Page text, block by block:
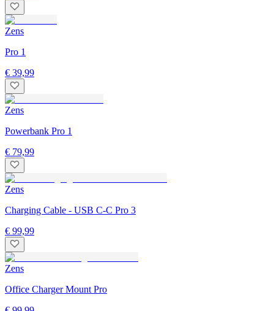
Zens
Pro 1
€ 39,99
Zens
Powerbank Pro 1
€ 79,99
Zens
Charging Cable - USB C-C Pro 3
€ 99,99
Zens
Office Charger Mount Pro